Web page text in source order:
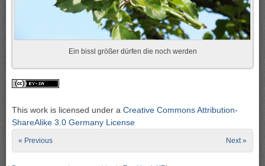
Ein bissl größer dürfen die noch werden
This work is licensed under a Creative Commons Attribution-
ShareAlike 3.0 Germany License
« Previous Next »